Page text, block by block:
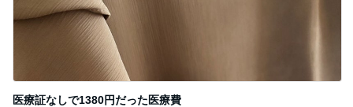
医療証なしで1380円だった医療費